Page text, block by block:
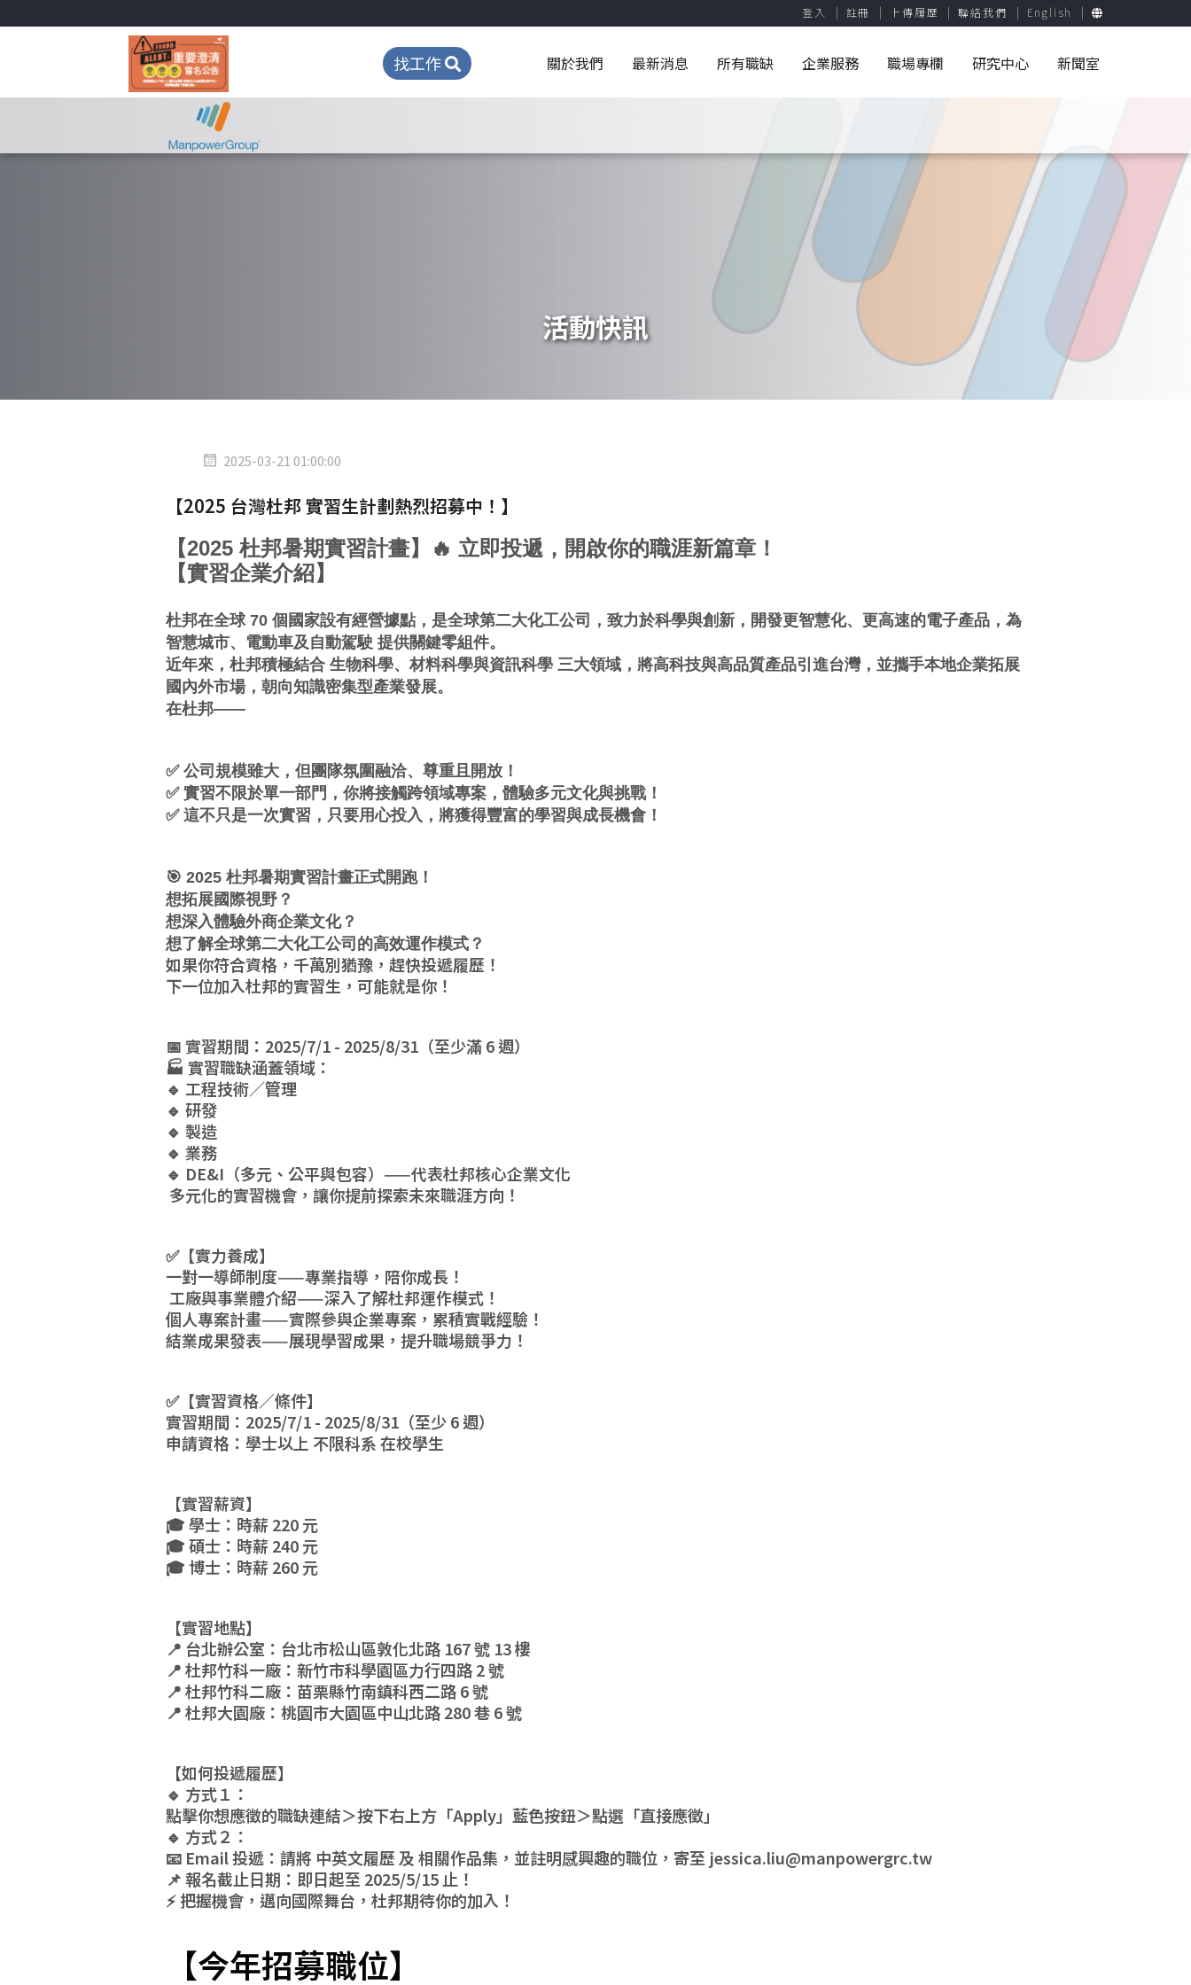
登入 註冊 上傳履歷 聯絡我們 English
找工作 關於我們 最新消息 所有職缺 企業服務 職場專欄 研究中心 新聞室
活動快訊
2025-03-21 01:00:00
【2025 台灣杜邦 實習生計劃熱烈招募中！】
【2025 杜邦暑期實習計畫】🔥 立即投遞，開啟你的職涯新篇章！
【實習企業介紹】
杜邦在全球 70 個國家設有經營據點，是全球第二大化工公司，致力於科學與創新，開發更智慧化、更高速的電子產品，為
智慧城市、電動車及自動駕駛 提供關鍵零組件。
近年來，杜邦積極結合 生物科學、材料科學與資訊科學 三大領域，將高科技與高品質產品引進台灣，並攜手本地企業拓展
國內外市場，朝向知識密集型產業發展。
在杜邦——
✅ 公司規模雖大，但團隊氛圍融洽、尊重且開放！
✅ 實習不限於單一部門，你將接觸跨領域專案，體驗多元文化與挑戰！
✅ 這不只是一次實習，只要用心投入，將獲得豐富的學習與成長機會！
🎯 2025 杜邦暑期實習計畫正式開跑！
想拓展國際視野？
想深入體驗外商企業文化？
想了解全球第二大化工公司的高效運作模式？
如果你符合資格，千萬別猶豫，趕快投遞履歷！
下一位加入杜邦的實習生，可能就是你！
📅 實習期間：2025/7/1 - 2025/8/31（至少滿 6 週）
🏭 實習職缺涵蓋領域：
🔹 工程技術／管理
🔹 研發
🔹 製造
🔹 業務
🔹 DE&I（多元、公平與包容）——代表杜邦核心企業文化
多元化的實習機會，讓你提前探索未來職涯方向！
✅【實力養成】
一對一導師制度——專業指導，陪你成長！
工廠與事業體介紹——深入了解杜邦運作模式！
個人專案計畫——實際參與企業專案，累積實戰經驗！
結業成果發表——展現學習成果，提升職場競爭力！
✅【實習資格／條件】
實習期間：2025/7/1 - 2025/8/31（至少 6 週）
申請資格：學士以上 不限科系 在校學生
【實習薪資】
🎓 學士：時薪 220 元
🎓 碩士：時薪 240 元
🎓 博士：時薪 260 元
【實習地點】
📍 台北辦公室：台北市松山區敦化北路 167 號 13 樓
📍 杜邦竹科一廠：新竹市科學園區力行四路 2 號
📍 杜邦竹科二廠：苗栗縣竹南鎮科西二路 6 號
📍 杜邦大園廠：桃園市大園區中山北路 280 巷 6 號
【如何投遞履歷】
🔹 方式１：
點擊你想應徵的職缺連結＞按下右上方「Apply」藍色按鈕＞點選「直接應徵」
🔹 方式２：
📧 Email 投遞：請將 中英文履歷 及 相關作品集，並註明感興趣的職位，寄至 jessica.liu@manpowergrc.tw
📌 報名截止日期：即日起至 2025/5/15 止！
⚡ 把握機會，邁向國際舞台，杜邦期待你的加入！
【今年招募職位】